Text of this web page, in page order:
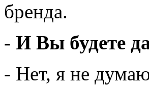
бренда.
- И Вы будете
- Нет, я не